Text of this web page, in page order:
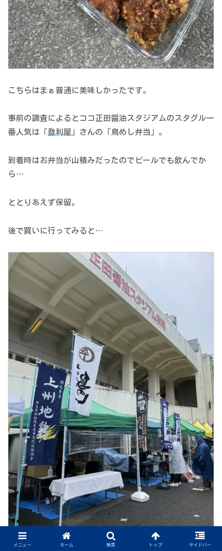
こちらはまぁ普通に美味しかったです。
事前の調査によるとココ正田醤油スタジアムのスタグル一
番人気は「 登利屋 」さんの「鳥めし弁当」。
到着時はお弁当が山積みだったのでビールでも飲んでか
ら…
ととりあえず保留。
後で買いに行ってみると…
もう売り切れてました（泣）
メニュー ホーム 検索 トップ サイドバー